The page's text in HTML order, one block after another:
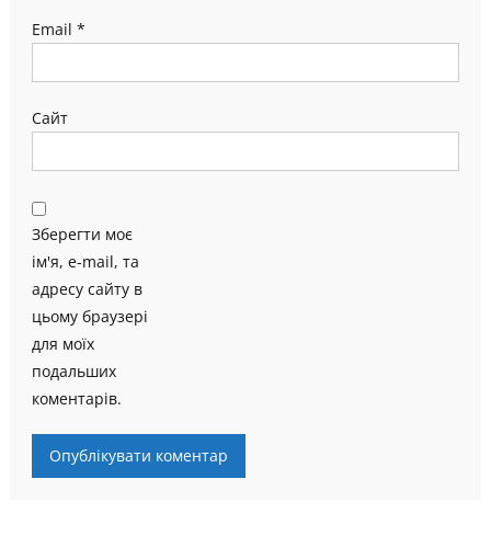
Email *
Сайт
Зберегти моє
ім'я, e-mail, та
адресу сайту в
цьому браузері
для моїх
подальших
коментарів.